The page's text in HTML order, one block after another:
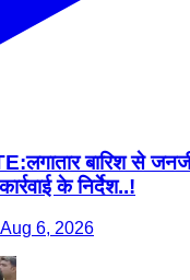
बारिश से
के निर्देश..!
6, 2026